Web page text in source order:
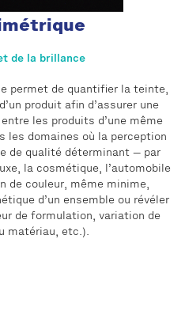
de la brillance
permet de quantifier la teinte,
produit afin d’assurer une
les produits d’une même
les domaines où la perception
de qualité déterminant — par
la cosmétique, l’automobile
de couleur, même minime,
d’un ensemble ou révéler
de formulation, variation de
matériau, etc.).